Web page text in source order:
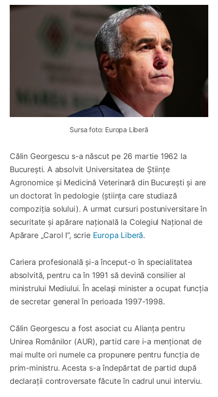
Sursa foto: Europa Liberă
Călin Georgescu s-a născut pe 26 martie 1962 la
București. A absolvit Universitatea de Științe
Agronomice și Medicină Veterinară din București și are
un doctorat în pedologie (știința care studiază
compoziția solului). A urmat cursuri postuniversitare în
securitate și apărare națională la Colegiul Național de
Apărare „Carol I”, scrie Europa Liberă.
Cariera profesională și-a început-o în specialitatea
absolvită, pentru ca în 1991 să devină consilier al
ministrului Mediului. În același minister a ocupat funcția
de secretar general în perioada 1997-1998.
Călin Georgescu a fost asociat cu Alianța pentru
Unirea Românilor (AUR), partid care i-a menționat de
mai multe ori numele ca propunere pentru funcția de
prim-ministru. Acesta s-a îndepărtat de partid după
declarații controversate făcute în cadrul unui interviu.